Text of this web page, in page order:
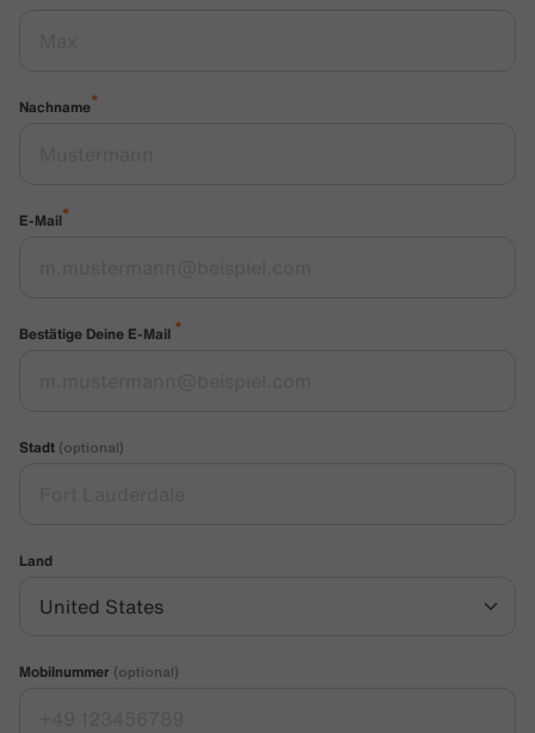
Nachname*
E-Mail*
Bestätige Deine E-Mail *
Stadt (optional)
Land
Mobilnummer (optional)